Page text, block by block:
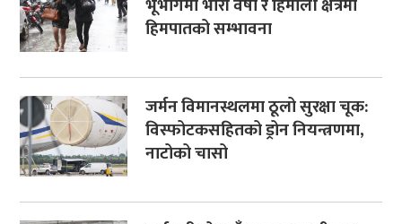
भूभागमा भारी वर्षा र हिमाली क्षेत्रमा
हिमपातको सम्भावना
जर्मन विमानस्थलमा ठूलो सुरक्षा चूक:
विस्फोटकसहितको ड्रोन नियन्त्रणमा,
नाटोको चासो